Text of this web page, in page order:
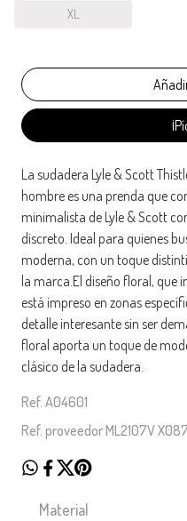
XL
La sudadera Lyle & Scott
hombre es una prenda que
minimalista de Lyle & Scott
discreto. Ideal para quienes
moderna, con un toque
la marca.El diseño floral, que
está impreso en zonas
detalle interesante sin ser
floral aporta un toque de
clásico de la sudadera.
Ref. A04601
Ref. proveedor ML2107V X087
Material